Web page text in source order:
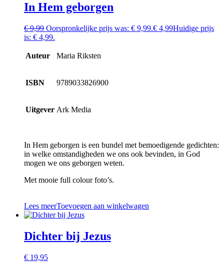
In Hem geborgen
€9,99 Oorspronkelijke prijs was: € 9,99.€ 4,99Huidige prijs
is: € 4,99.
Auteur Maria Riksten
ISBN 9789033826900
Uitgever Ark Media
In Hem geborgen is een bundel met bemoedigende gedichten:
in welke omstandigheden we ons ook bevinden, in God
mogen we ons geborgen weten.
Met mooie full colour foto’s.
Lees meerToevoegen aan winkelwagen
Dichter bij Jezus
€ 19,95